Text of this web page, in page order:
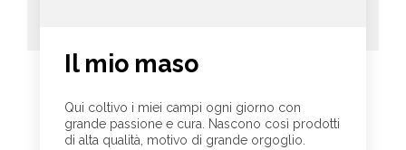
Il mio maso
Qui coltivo i miei campi ogni giorno con
grande passione e cura. Nascono così prodotti
di alta qualità, motivo di grande orgoglio.